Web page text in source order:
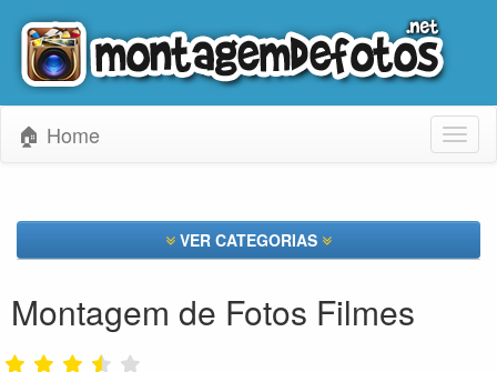
🏠 Home
VER CATEGORIAS
Montagem de Fotos Filmes